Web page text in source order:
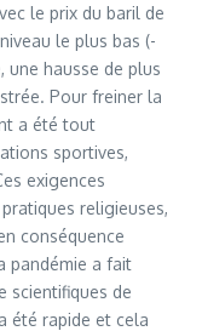
le prix du baril de
le plus bas (-
une hausse de plus
Pour freiner la
a été tout
sportives,
exigences
religieuses,
conséquence
pandémie a fait
scientifiques de
été rapide et cela